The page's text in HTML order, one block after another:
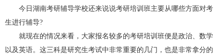
今日 湖南考研辅导学校还来说说考研培训班主要从哪些方面对考
生进行辅导?
就现在的情况来看，大家报名较多的考研培训班便是政治、数学
以及英语。这三科是研究生考试中非常重要的几门，也是非常拿分的